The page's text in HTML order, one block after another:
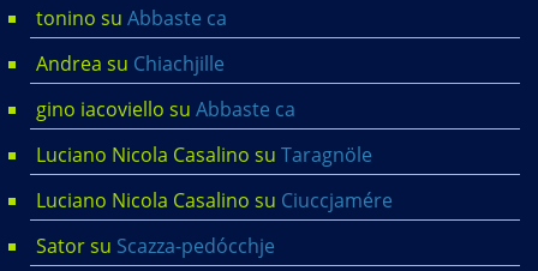
tonino su Abbaste ca
Andrea su Chiachjille
gino iacoviello su Abbaste ca
Luciano Nicola Casalino su Taragnöle
Luciano Nicola Casalino su Ciuccjamére
Satorsu Scazza-pedócchje